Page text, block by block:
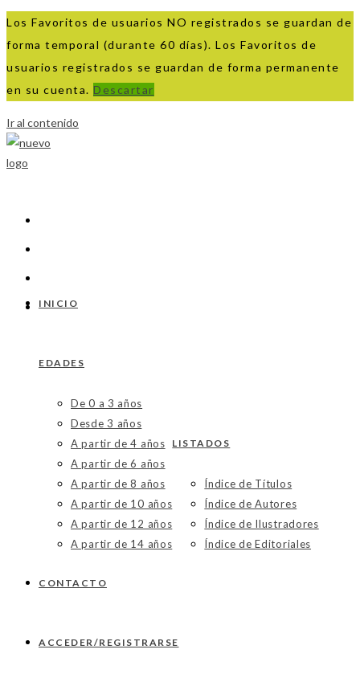
Los Favoritos de usuarios NO registrados se guardan de
forma temporal (durante 60 días). Los Favoritos de
usuarios registrados se guardan de forma permanente
en su cuenta. Descartar
Ir al contenido
INICIO
EDADES
De 0 a 3 años
Desde 3 años
A partir de 4 años
A partir de 6 años
A partir de 8 años
A partir de 10 años
A partir de 12 años
A partir de 14 años
LISTADOS
Índice de Títulos
Índice de Autores
Índice de Ilustradores
Índice de Editoriales
CONTACTO
ACCEDER/REGISTRARSE